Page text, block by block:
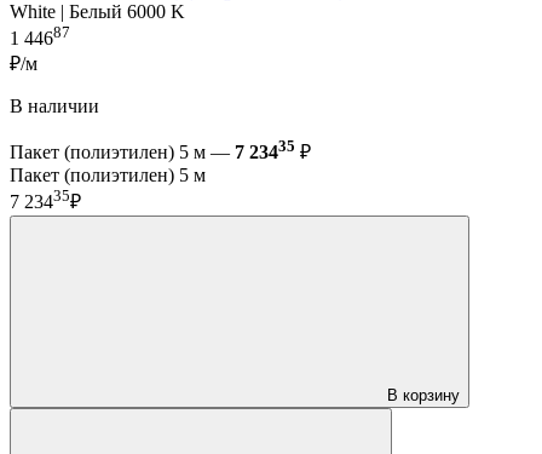
White | Белый 6000 K
1 44687
₽/м
В наличии
Пакет (полиэтилен) 5 м — 7 23435 ₽
Пакет (полиэтилен) 5 м
7 23435₽
В корзину